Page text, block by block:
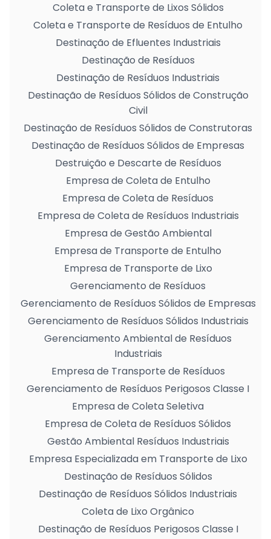
Coleta e Transporte de Lixos Sólidos
Coleta e Transporte de Resíduos de Entulho
Destinação de Efluentes Industriais
Destinação de Resíduos
Destinação de Resíduos Industriais
Destinação de Resíduos Sólidos de Construção
Civil
Destinação de Resíduos Sólidos de Construtoras
Destinação de Resíduos Sólidos de Empresas
Destruição e Descarte de Resíduos
Empresa de Coleta de Entulho
Empresa de Coleta de Resíduos
Empresa de Coleta de Resíduos Industriais
Empresa de Gestão Ambiental
Empresa de Transporte de Entulho
Empresa de Transporte de Lixo
Gerenciamento de Resíduos
Gerenciamento de Resíduos Sólidos de Empresas
Gerenciamento de Resíduos Sólidos Industriais
Gerenciamento Ambiental de Resíduos
Industriais
Empresa de Transporte de Resíduos
Gerenciamento de Resíduos Perigosos Classe I
Empresa de Coleta Seletiva
Empresa de Coleta de Resíduos Sólidos
Gestão Ambiental Resíduos Industriais
Empresa Especializada em Transporte de Lixo
Destinação de Resíduos Sólidos
Destinação de Resíduos Sólidos Industriais
Coleta de Lixo Orgânico
Destinação de Resíduos Perigosos Classe I